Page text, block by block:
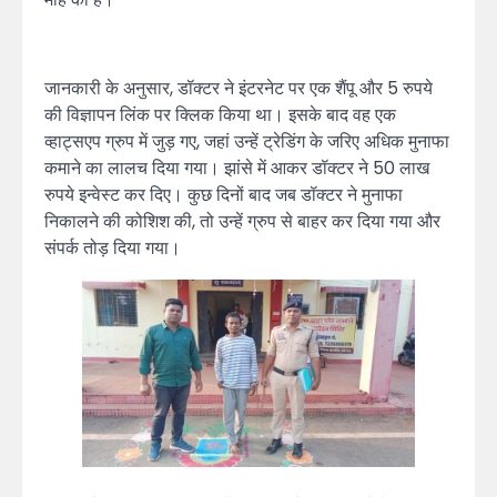
जानकारी के अनुसार, डॉक्टर ने इंटरनेट पर एक शैंपू और 5 रुपये
की विज्ञापन लिंक पर क्लिक किया था। इसके बाद वह एक
व्हाट्सएप ग्रुप में जुड़ गए, जहां उन्हें ट्रेडिंग के जरिए अधिक मुनाफा
कमाने का लालच दिया गया। झांसे में आकर डॉक्टर ने 50 लाख
रुपये इन्वेस्ट कर दिए। कुछ दिनों बाद जब डॉक्टर ने मुनाफा
निकालने की कोशिश की, तो उन्हें ग्रुप से बाहर कर दिया गया और
संपर्क तोड़ दिया गया।